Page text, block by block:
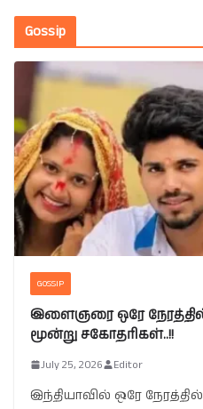
Gossip
GOSSIP
இளைஞரை ஒரே
மூன்று சகோதரிகள்..!!
July 25, 2026 Editor
இந்தியாவில் ஒரே